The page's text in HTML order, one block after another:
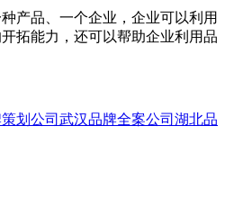
产品、一个企业，企业可以利用
拓能力，还可以帮助企业利用品
划公司 武汉品牌全案公司 湖北品